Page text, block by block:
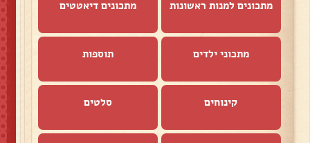
מתכונים למנות ראשונות מתכונים דיאטטים
מתכוני ילדים תוספות
קינוחים סלטים